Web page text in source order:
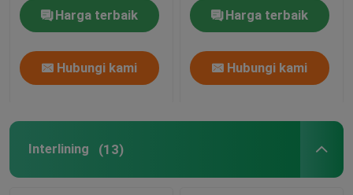
Harga terbaik
Hubungi kami
Harga terbaik
Hubungi kami
Interlining (13)